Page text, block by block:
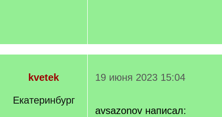
kvetek
Екатеринбург
19 июня 2023 15:04
avsazonov написал: